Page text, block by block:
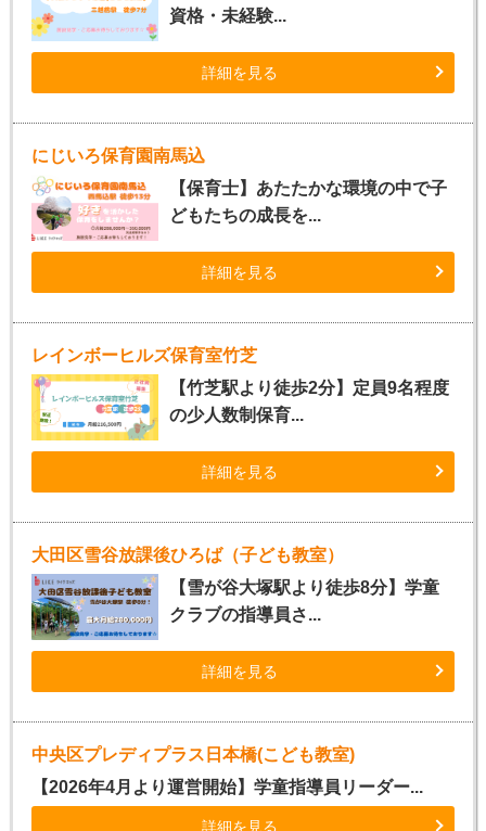
資格・未経験...
詳細を見る
にじいろ保育園南馬込
【保育士】あたたかな環境の中で子
どもたちの成長を...
詳細を見る
レインボーヒルズ保育室竹芝
【竹芝駅より徒歩2分】定員9名程度
の少人数制保育...
詳細を見る
大田区雪谷放課後ひろば（子ども教室）
【雪が谷大塚駅より徒歩8分】学童
クラブの指導員さ...
詳細を見る
中央区プレディプラス日本橋(こども教室)
【2026年4月より運営開始】学童指導員リーダー...
詳細を見る